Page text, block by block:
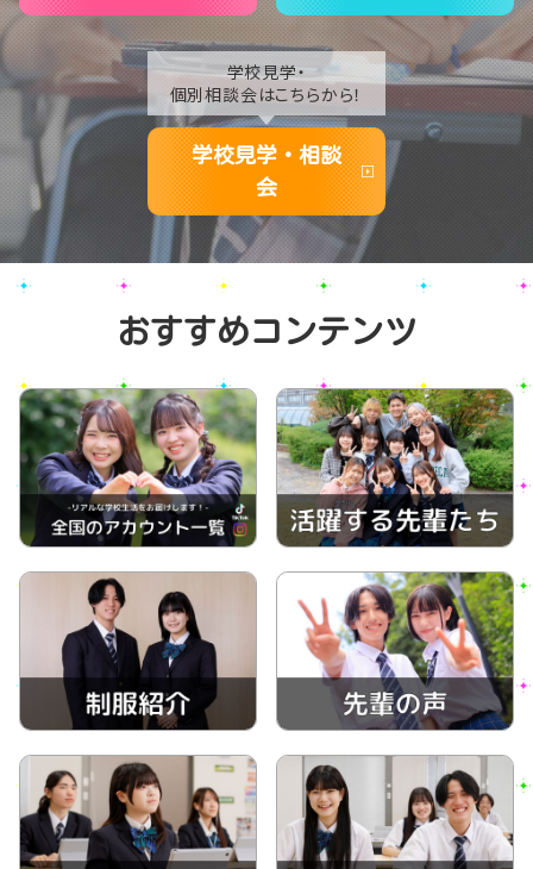
学校見学・
個別相談会はこちらから！
学校見学・相談
会
おすすめコンテンツ